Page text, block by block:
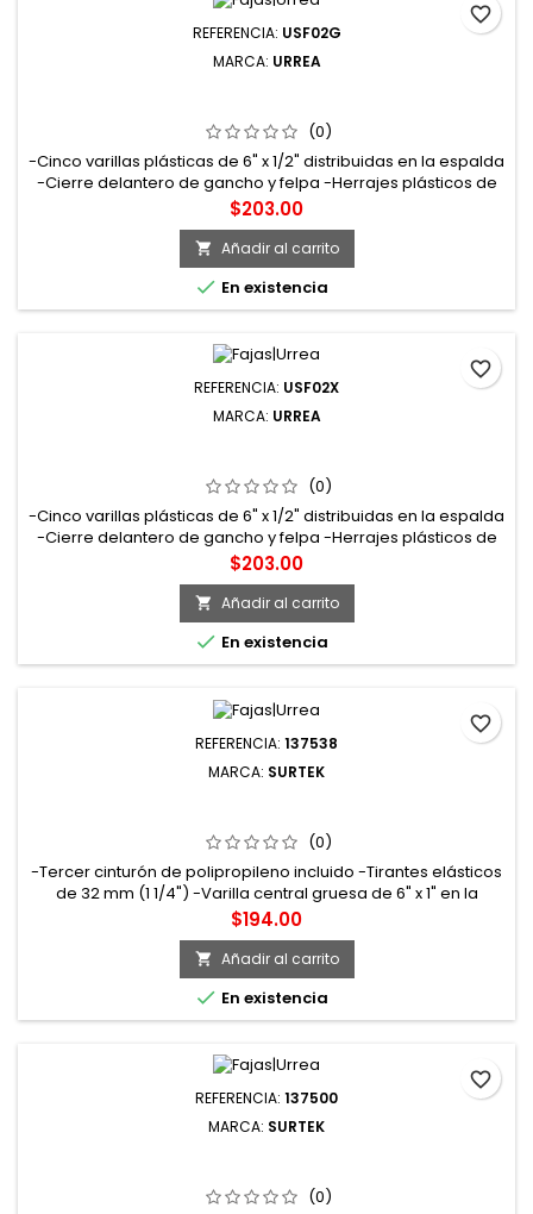
REFERENCIA: USF02G
MARCA: URREA
(0)
-Cinco varillas plásticas de 6" x 1/2" distribuidas en la espalda
-Cierre delantero de gancho y felpa -Herrajes plásticos de
alta resistencia -Talla: grande
Precio
$203.00
 Añadir al carrito
 En existencia
favorite_border
REFERENCIA: USF02X
MARCA: URREA
(0)
-Cinco varillas plásticas de 6" x 1/2" distribuidas en la espalda
-Cierre delantero de gancho y felpa -Herrajes plásticos de
alta resistencia -Talla: extra grande
Precio
$203.00
 Añadir al carrito
 En existencia
favorite_border
REFERENCIA: 137538
MARCA: SURTEK
(0)
-Tercer cinturón de polipropileno incluido -Tirantes elásticos
de 32 mm (1 1/4") -Varilla central gruesa de 6" x 1" en la
espalda -Cuatro varillas plásticas de 6" x 1/2" distribuidas en
la espalda -Herrajes plásticos de alta resistencia Talla: Chica
Precio
$194.00
 Añadir al carrito
 En existencia
favorite_border
REFERENCIA: 137500
MARCA: SURTEK
(0)
favorite_border